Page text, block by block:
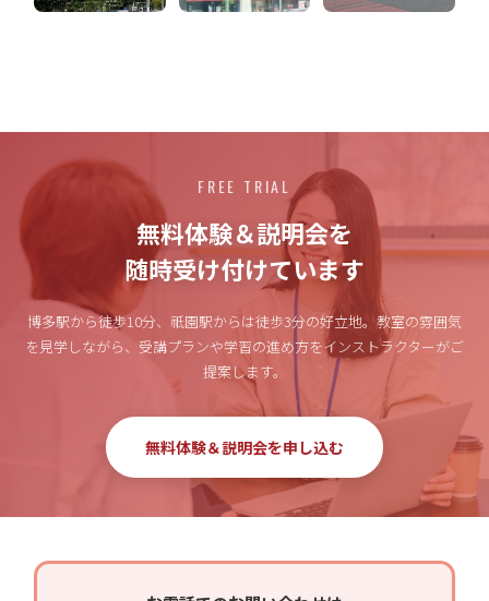
FREE TRIAL
無料体験＆説明会を
随時受け付けています
博多駅から徒歩10分、祇園駅からは徒歩3分の好立地。 教室の雰囲気
を見学しながら、受講プランや学習の進め方をインストラクターがご
提案します。
無料体験＆説明会を申し込む